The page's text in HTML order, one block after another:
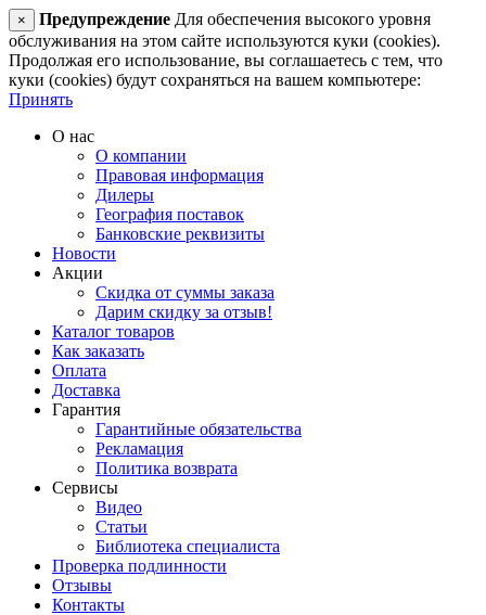
× Предупреждение Для обеспечения высокого уровня
обслуживания на этом сайте используются куки (cookies).
Продолжая его использование, вы соглашаетесь с тем, что
куки (cookies) будут сохраняться на вашем компьютере:
Принять
О нас
О компании
Правовая информация
Дилеры
География поставок
Банковские реквизиты
Новости
Акции
Скидка от суммы заказа
Дарим скидку за отзыв!
Каталог товаров
Как заказать
Оплата
Доставка
Гарантия
Гарантийные обязательства
Рекламация
Политика возврата
Сервисы
Видео
Статьи
Библиотека специалиста
Проверка подлинности
Отзывы
Контакты